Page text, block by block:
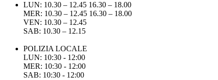
LUN: 10.30 – 12.45 16.30 – 18.00
MER: 10.30 – 12.45 16.30 – 18.00
VEN: 10.30 – 12.45
SAB: 10.30 – 12.15
POLIZIA LOCALE
LUN: 10:30 - 12:00
MER: 10:30 - 12:00
SAB: 10:30 - 12:00